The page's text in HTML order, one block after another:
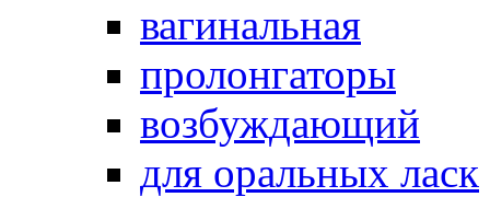
вагинальная
пролонгаторы
возбуждающий
для оральных ласк